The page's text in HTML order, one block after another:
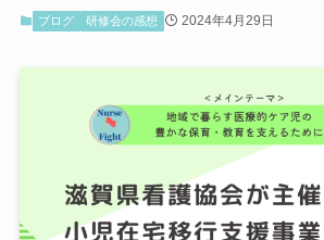
ブログ 研修会の感想 2024年4月29日